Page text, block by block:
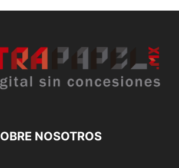
NOSOTROS